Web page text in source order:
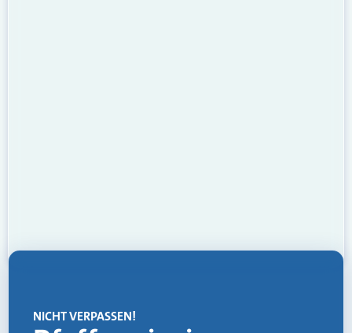
NICHT VERPASSEN!